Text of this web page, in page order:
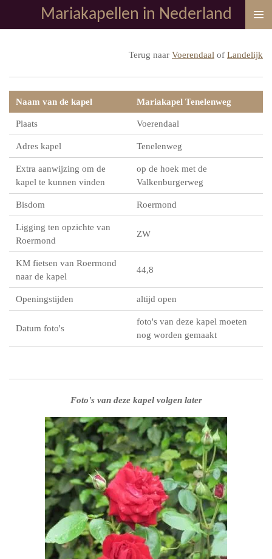
direct
Mariakapellen in Nederland
Terug naar Voerendaal of Landelijk
Naam van de kapel Mariakapel Tenelenweg
Plaats Voerendaal
Adres kapel Tenelenweg
Extra aanwijzing om de
kapel te kunnen vinden
op de hoek met de
Valkenburgerweg
Bisdom Roermond
Ligging ten opzichte van
Roermond
ZW
KM fietsen van Roermond
naar de kapel
44,8
Openingstijden altijd open
Datum foto's
foto's van deze kapel moeten
nog worden gemaakt
Foto's van deze kapel volgen later